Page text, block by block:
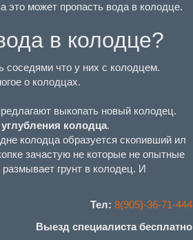
это может пропасть вода в колодце.
в колодце?
соседями что у них с колодцем.
о колодцах.
выкопать новый колодец.
углубления колодца.
колодца образуется скопивший ил
зачастую не которые не опытные
грунт в колодец. И
Тел: 8(905)-36-71-444
Выезд специалиста бесплатно